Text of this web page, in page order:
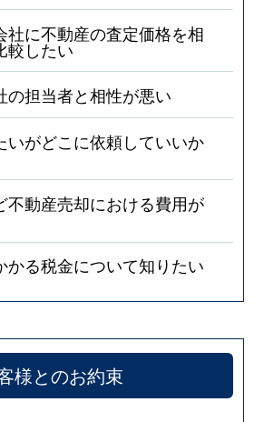
社に不動産の査定価格を相
較したい
の担当者と相性が悪い
いがどこに依頼していいか
不動産売却における費用が
かる税金について知りたい
様とのお約束